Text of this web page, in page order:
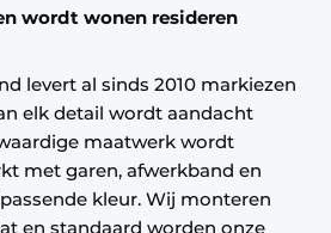
wordt wonen resideren
levert al sinds 2010 markiezen
elk detail wordt aandacht
maatwerk wordt
met garen, afwerkband en
kleur. Wij monteren
en standaard worden onze